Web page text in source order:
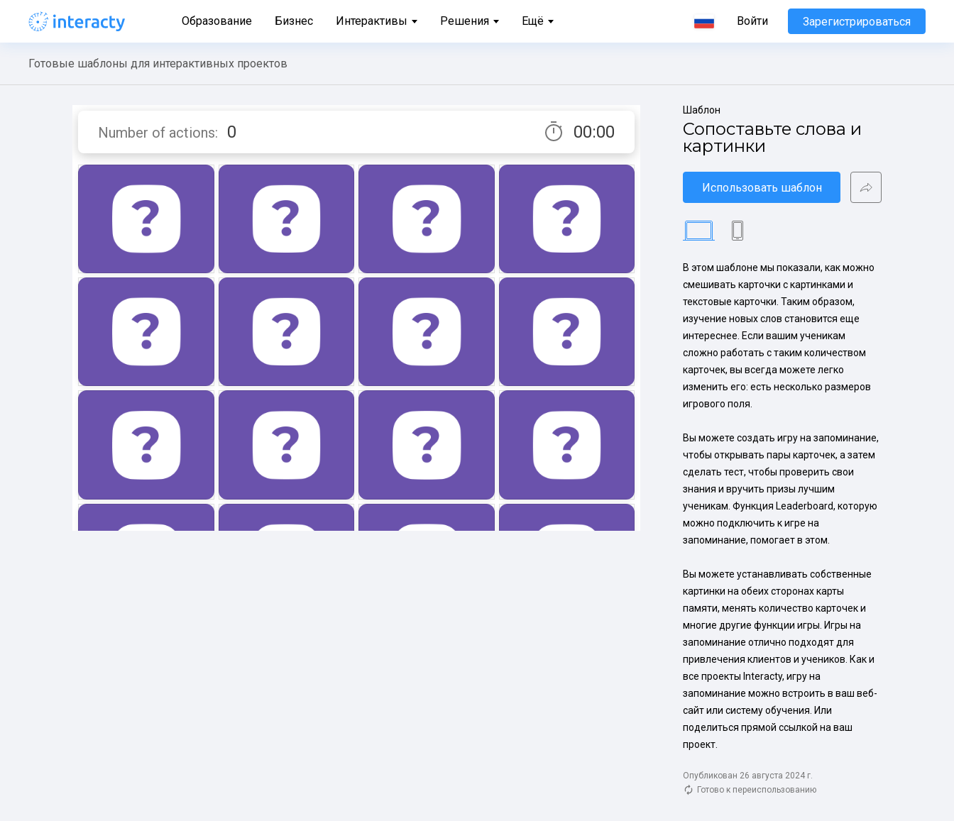
Образование Бизнес Интерактивы Решения Ещё Войти Зарегистрироваться
Готовые шаблоны для интерактивных проектов
Шаблон
Сопоставьте слова и
картинки
Использовать шаблон
В этом шаблоне мы показали, как можно
смешивать карточки с картинками и
текстовые карточки. Таким образом,
изучение новых слов становится еще
интереснее. Если вашим ученикам
сложно работать с таким количеством
карточек, вы всегда можете легко
изменить его: есть несколько размеров
игрового поля.
Вы можете создать игру на запоминание,
чтобы открывать пары карточек, а затем
сделать тест, чтобы проверить свои
знания и вручить призы лучшим
ученикам. Функция Leaderboard, которую
можно подключить к игре на
запоминание, помогает в этом.
Вы можете устанавливать собственные
картинки на обеих сторонах карты
памяти, менять количество карточек и
многие другие функции игры. Игры на
запоминание отлично подходят для
привлечения клиентов и учеников. Как и
все проекты Interacty, игру на
запоминание можно встроить в ваш веб-
сайт или систему обучения. Или
поделиться прямой ссылкой на ваш
проект.
Опубликован 26 августа 2024 г.
Готово к переиспользованию